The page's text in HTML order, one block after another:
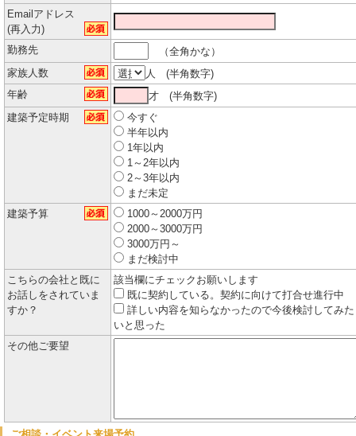
Emailアドレス
(再入力)
勤務先
（全角かな）
家族人数
人 (半角数字)
年齢
才 (半角数字)
建築予定時期
今すぐ
半年以内
1年以内
1～2年以内
2～3年以内
まだ未定
建築予算
1000～2000万円
2000～3000万円
3000万円～
まだ検討中
こちらの会社と既に
お話しをされていま
すか？
該当欄にチェックお願いします
既に契約している。契約に向けて打合せ進行中
詳しい内容を知らなかったので今後検討してみた
いと思った
その他ご要望